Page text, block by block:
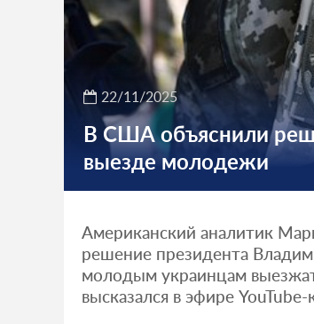
22/11/2025
В США объяснили
выезде молодежи
Американский аналитик
решение президента
молодым украинцам
высказался в эфире YouTube-